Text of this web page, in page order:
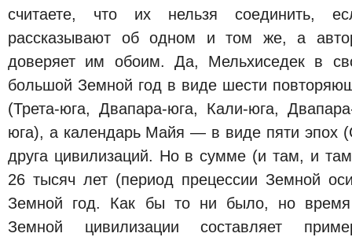
считаете, что их нельзя соединить,
рассказывают об одном и том же, а
доверяет им обоим. Да, Мельхиседек в
большой Земной год в виде шести
(Трета-юга, Двапара-юга, Кали-юга,
юга), а календарь Майя — в виде пяти эпох
друга цивилизаций. Но в сумме (и там, и
26 тысяч лет (период прецессии Земной
Земной год. Как бы то ни было, но время
Земной цивилизации составляет